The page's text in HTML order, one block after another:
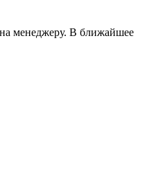
менеджеру. В ближайшее